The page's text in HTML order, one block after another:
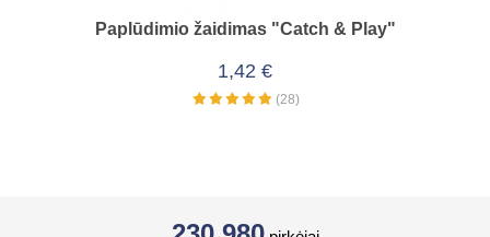
Paplūdimio žaidimas "Catch & Play"
1,42 €
(28)